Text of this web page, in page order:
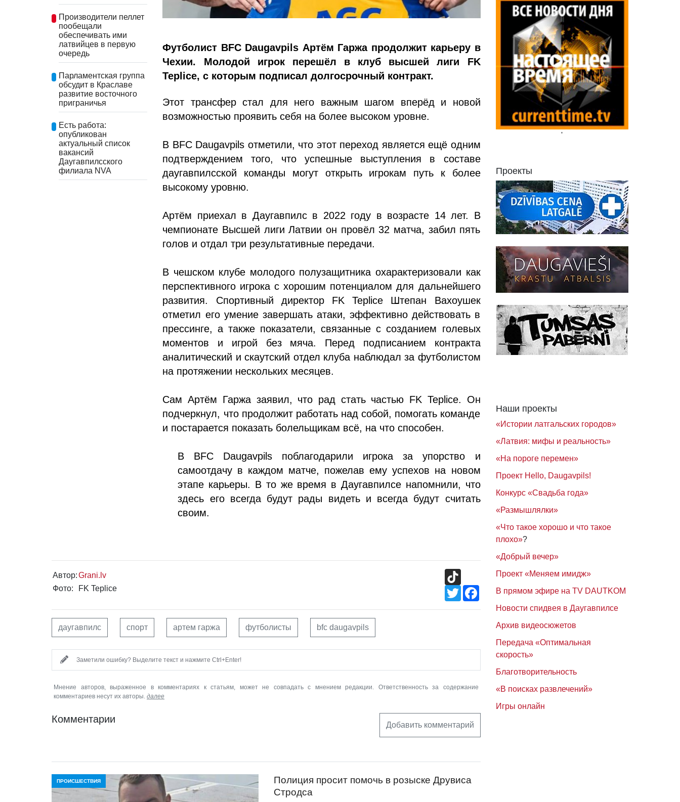
Производители пеллет
пообещали
обеспечивать ими
латвийцев в первую
очередь
Парламентская группа
обсудит в Краславе
развитие восточного
приграничья
Есть работа:
опубликован
актуальный список
вакансий
Даугавпилсского
филиала NVA
Футболист BFC Daugavpils Артём Гаржа продолжит карьеру в
Чехии. Молодой игрок перешёл в клуб высшей лиги FK
Teplice, с которым подписал долгосрочный контракт.
Этот трансфер стал для него важным шагом вперёд и новой
возможностью проявить себя на более высоком уровне.
В BFC Daugavpils отметили, что этот переход является ещё одним
подтверждением того, что успешные выступления в составе
даугавпилсской команды могут открыть игрокам путь к более
высокому уровню.
Артём приехал в Даугавпилс в 2022 году в возрасте 14 лет. В
чемпионате Высшей лиги Латвии он провёл 32 матча, забил пять
голов и отдал три результативные передачи.
В чешском клубе молодого полузащитника охарактеризовали как
перспективного игрока с хорошим потенциалом для дальнейшего
развития. Спортивный директор FK Teplice Штепан Вахоушек
отметил его умение завершать атаки, эффективно действовать в
прессинге, а также показатели, связанные с созданием голевых
моментов и игрой без мяча. Перед подписанием контракта
аналитический и скаутский отдел клуба наблюдал за футболистом
на протяжении нескольких месяцев.
Сам Артём Гаржа заявил, что рад стать частью FK Teplice. Он
подчеркнул, что продолжит работать над собой, помогать команде
и постарается показать болельщикам всё, на что способен.
В BFC Daugavpils поблагодарили игрока за упорство и
самоотдачу в каждом матче, пожелав ему успехов на новом
этапе карьеры. В то же время в Даугавпилсе напомнили, что
здесь его всегда будут рады видеть и всегда будут считать
своим.
Автор:Grani.lv
Фото:
FK Teplice
TikTok
TwitterFacebook
даугавпилс спорт артем гаржа футболисты bfc daugavpils
Заметили ошибку? Выделите текст и нажмите Ctrl+Enter!
Мнение авторов, выраженное в комментариях к статьям, может не совпадать с мнением редакции. Ответственность за содержание
комментариев несут их авторы. далее
Комментарии
Добавить комментарий
ПРОИСШЕСТВИЯ
Полиция просит помочь в розыске Друвиса
Стродса
'
Проекты
Наши проекты
«Истории латгальских городов»
«Латвия: мифы и реальность»
«На пороге перемен»
Проект Hello, Daugavpils!
Конкурс «Свадьба года»
«Размышлялки»
«Что такое хорошо и что такое
плохо»?
«Добрый вечер»
Проект «Меняем имидж»
В прямом эфире на TV DAUTKOM
Новости спидвея в Даугавпилсе
Архив видеосюжетов
Передача «Оптимальная
скорость»
Благотворительность
«В поисках развлечений»
Игры онлайн